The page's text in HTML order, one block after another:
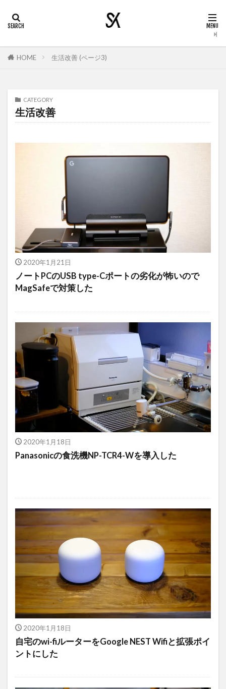
HOME 生活改善 (ページ3)
CATEGORY
生活改善
2020年1月21日
ノートPCのUSB type-Cポートの劣化が怖いので
MagSafeで対策した
2020年1月18日
Panasonicの食洗機NP-TCR4-Wを導入した
2020年1月18日
自宅のwi-fiルーターをGoogle NEST Wifiと拡張ポイ
ントにした